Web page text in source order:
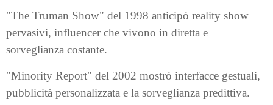
"The Truman Show" del 1998 anticipó reality show
pervasivi, influencer che vivono in diretta e
sorveglianza costante.
"Minority Report" del 2002 mostró interfacce gestuali,
pubblicità personalizzata e la sorveglianza predittiva.